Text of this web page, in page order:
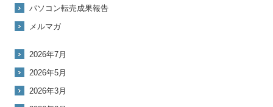
パソコン転売成果報告
メルマガ
2026年7月
2026年5月
2026年3月